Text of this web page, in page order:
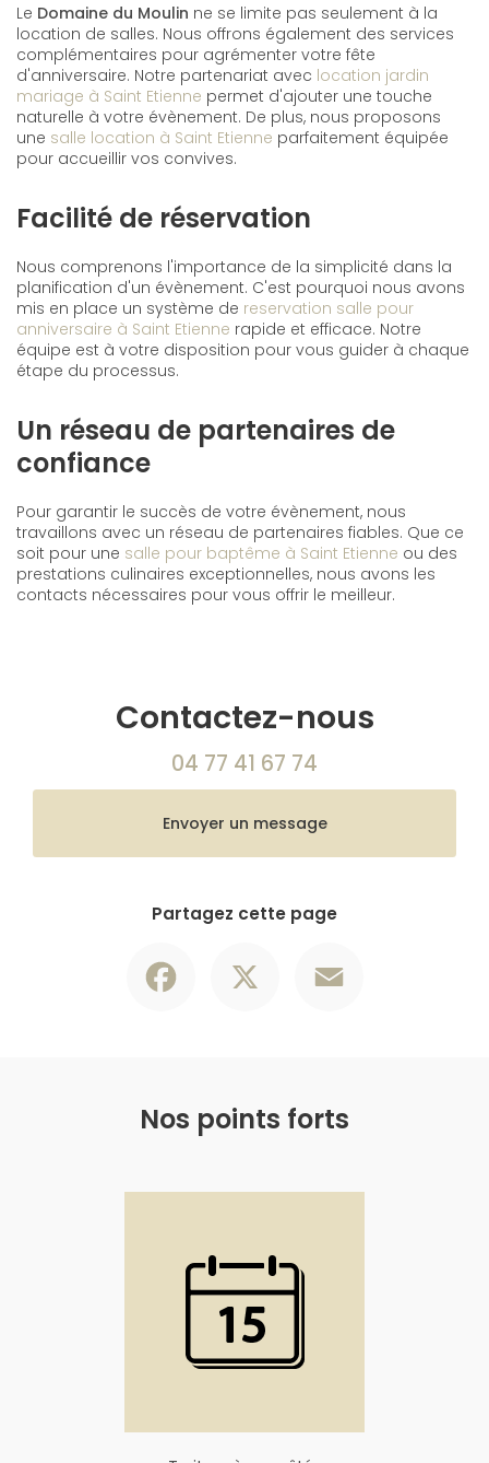
Le Domaine du Moulin ne se limite pas seulement à la
location de salles. Nous offrons également des services
complémentaires pour agrémenter votre fête
d'anniversaire. Notre partenariat avec location jardin
mariage à Saint Etienne permet d'ajouter une touche
naturelle à votre évènement. De plus, nous proposons
une salle location à Saint Etienne parfaitement équipée
pour accueillir vos convives.
Facilité de réservation
Nous comprenons l'importance de la simplicité dans la
planification d'un évènement. C'est pourquoi nous avons
mis en place un système de reservation salle pour
anniversaire à Saint Etienne rapide et efficace. Notre
équipe est à votre disposition pour vous guider à chaque
étape du processus.
Un réseau de partenaires de
confiance
Pour garantir le succès de votre évènement, nous
travaillons avec un réseau de partenaires fiables. Que ce
soit pour une salle pour baptême à Saint Etienne ou des
prestations culinaires exceptionnelles, nous avons les
contacts nécessaires pour vous offrir le meilleur.
Contactez-nous
04 77 41 67 74
Envoyer un message
Partagez cette page
Nos points forts